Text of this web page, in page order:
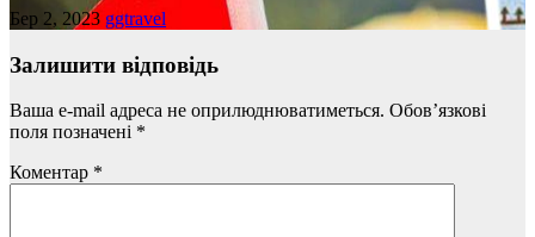
Бер 2, 2023 ggtravel
Залишити відповідь
Ваша e-mail адреса не оприлюднюватиметься. Обов’язкові
поля позначені *
Коментар *